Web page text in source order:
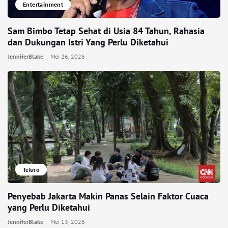
Entertainment
Sam Bimbo Tetap Sehat di Usia 84 Tahun, Rahasia
dan Dukungan Istri Yang Perlu Diketahui
JenniferBlake Mei 26, 2026
Tekno
Penyebab Jakarta Makin Panas Selain Faktor Cuaca
yang Perlu Diketahui
JenniferBlake Mei 13, 2026